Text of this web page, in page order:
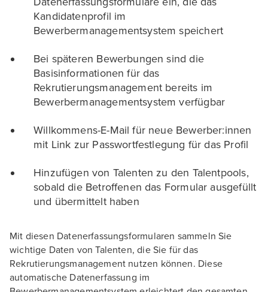
Kandidatenprofil im
Bewerbermanagementsystem speichert
Bei späteren Bewerbungen sind die
Basisinformationen für das
Rekrutierungsmanagement bereits im
Bewerbermanagementsystem verfügbar
Willkommens-E-Mail für neue Bewerber:innen
mit Link zur Passwortfestlegung für das Profil
Hinzufügen von Talenten zu den Talentpools,
sobald die Betroffenen das Formular ausgefüllt
und übermittelt haben
Mit diesen Datenerfassungsformularen sammeln Sie
wichtige Daten von Talenten, die Sie für das
Rekrutierungsmanagement nutzen können. Diese
automatische Datenerfassung im